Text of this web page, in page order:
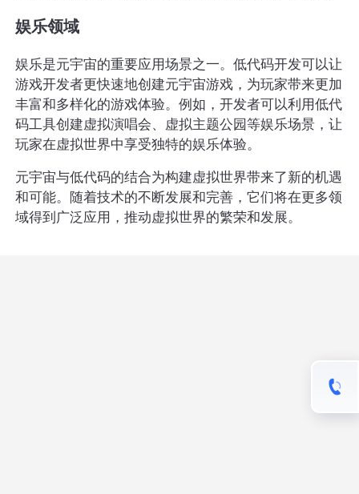
娱乐领域
娱乐是元宇宙的重要应用场景之一。低代码开发可以让
游戏开发者更快速地创建元宇宙游戏，为玩家带来更加
丰富和多样化的游戏体验。例如，开发者可以利用低代
码工具创建虚拟演唱会、虚拟主题公园等娱乐场景，让
玩家在虚拟世界中享受独特的娱乐体验。
元宇宙与低代码的结合为构建虚拟世界带来了新的机遇
和可能。随着技术的不断发展和完善，它们将在更多领
域得到广泛应用，推动虚拟世界的繁荣和发展。